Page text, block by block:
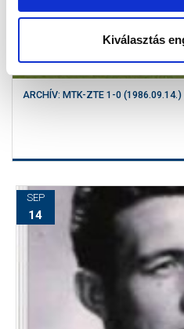
Kiválasztás
ARCHÍV: MTK-ZTE 1-0 (1986.09.14.)
SEP
14